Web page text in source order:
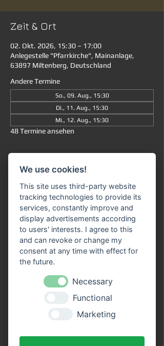
Zeit & Ort
02. Okt. 2026, 15:30 – 17:00
Anlegestelle "Pfarrkirche", Mainanlage,
63897 Miltenberg, Deutschland
Andere Termine
So., 09. Aug., 15:30
Di., 11. Aug., 15:30
Mi., 12. Aug., 15:30
48 Termine ansehen
15:30 Uhr
: Die Fahrt dauert insgesamt ca.
90 Minuten (ohne Ausstieg) und führt Sie
von Miltenberg über Bürgstadt nach
Freudenberg
und wieder zurück.
Unser Fahrgastschiff "SIVOTA"
verfügt
über zwei großzügige Decks
. Genießen Sie
die Fahrt bei einem kühlen Getränk auf
unserem Freideck. Eine
Streckenerklärung
erhalten Sie auf allen
Schiffen der VPS-Flotte. Unser freundliches
Bordpersonal freut sich schon, Sie an Bord
We use cookies!
This site uses third-party website
tracking technologies to provide its
services, constantly improve and
display advertisements according
to users' interests. I agree to this
and can revoke or change my
consent at any time with effect for
the future.
Necessary
Functional
Marketing